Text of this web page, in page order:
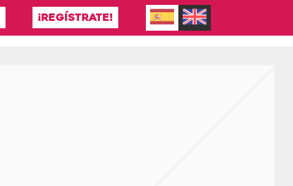
¡REGÍSTRATE!